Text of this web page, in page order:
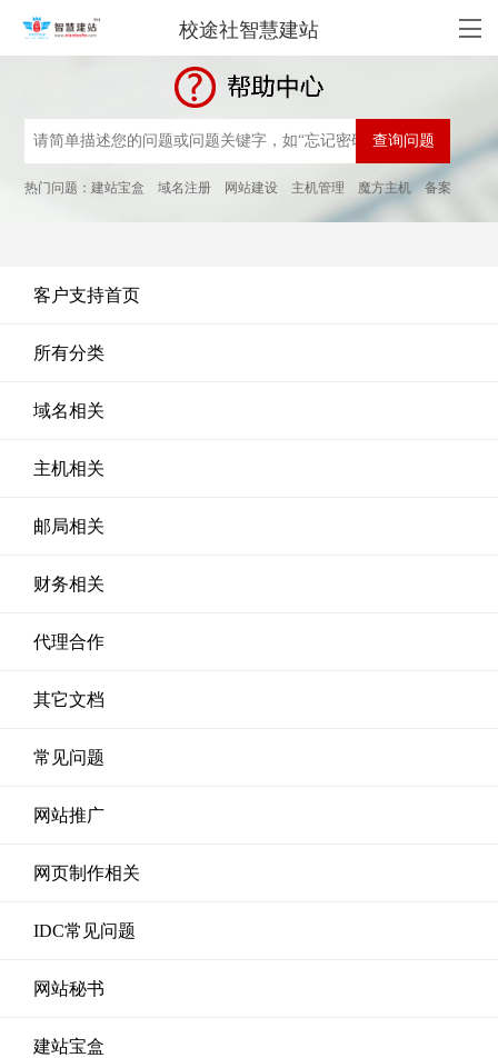
校途社智慧建站
热门问题：建站宝盒 域名注册 网站建设 主机管理 魔方主机 备案
客户支持首页
所有分类
域名相关
主机相关
邮局相关
财务相关
代理合作
其它文档
常见问题
网站推广
网页制作相关
IDC常见问题
网站秘书
建站宝盒